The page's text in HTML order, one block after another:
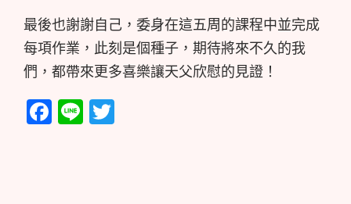
最後也謝謝自己，委身在這五周的課程中並完成
每項作業，此刻是個種子，期待將來不久的我
們，都帶來更多喜樂讓天父欣慰的見證！
Facebook
Line